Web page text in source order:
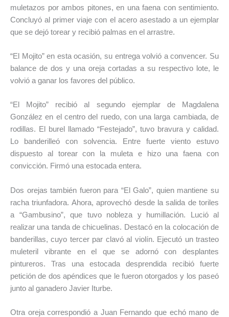
muletazos por ambos pitones, en una faena con sentimiento.
Concluyó al primer viaje con el acero asestado a un ejemplar
que se dejó torear y recibió palmas en el arrastre.
“El Mojito” en esta ocasión, su entrega volvió a convencer. Su
balance de dos y una oreja cortadas a su respectivo lote, le
volvió a ganar los favores del público.
“El Mojito” recibió al segundo ejemplar de Magdalena
González en el centro del ruedo, con una larga cambiada, de
rodillas. El burel llamado “Festejado”, tuvo bravura y calidad.
Lo banderilleó con solvencia. Entre fuerte viento estuvo
dispuesto al torear con la muleta e hizo una faena con
convicción. Firmó una estocada entera.
Dos orejas también fueron para “El Galo”, quien mantiene su
racha triunfadora. Ahora, aprovechó desde la salida de toriles
a “Gambusino”, que tuvo nobleza y humillación. Lució al
realizar una tanda de chicuelinas. Destacó en la colocación de
banderillas, cuyo tercer par clavó al violín. Ejecutó un trasteo
muleteril vibrante en el que se adornó con desplantes
pintureros. Tras una estocada desprendida recibió fuerte
petición de dos apéndices que le fueron otorgados y los paseó
junto al ganadero Javier Iturbe.
Otra oreja correspondió a Juan Fernando que echó mano de